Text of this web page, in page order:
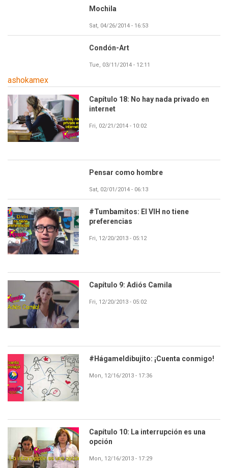
Mochila
Sat, 04/26/2014 - 16:53
Condón-Art
Tue, 03/11/2014 - 12:11
ashokamex
Capítulo 18: No hay nada privado en
internet
Fri, 02/21/2014 - 10:02
Pensar como hombre
Sat, 02/01/2014 - 06:13
#Tumbamitos: El VIH no tiene
preferencias
Fri, 12/20/2013 - 05:12
Capítulo 9: Adiós Camila
Fri, 12/20/2013 - 05:02
#Hágameldibujito: ¡Cuenta conmigo!
Mon, 12/16/2013 - 17:36
Capítulo 10: La interrupción es una
opción
Mon, 12/16/2013 - 17:29